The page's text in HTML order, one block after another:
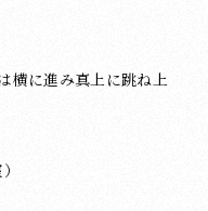
横に進み真上に跳ね上